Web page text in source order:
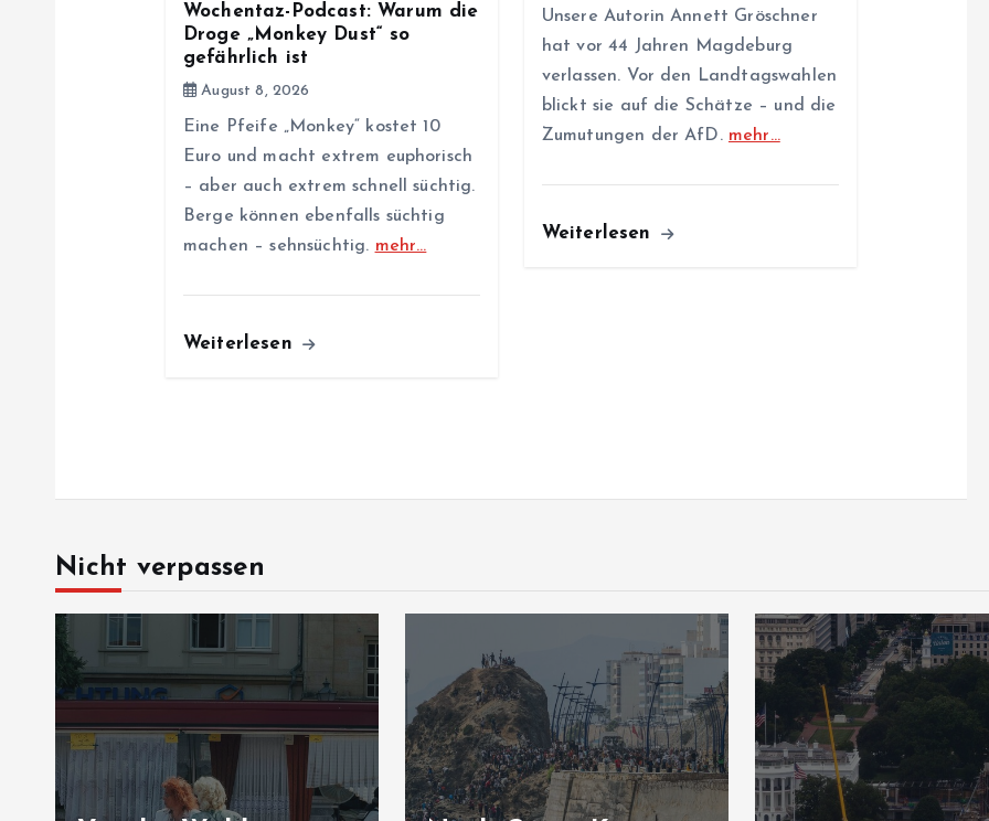
Wochentaz-Podcast: Warum die
Droge „Monkey Dust“ so
gefährlich ist
August 8, 2026
Eine Pfeife „Monkey“ kostet 10
Euro und macht extrem euphorisch
– aber auch extrem schnell süchtig.
Berge können ebenfalls süchtig
machen – sehnsüchtig. mehr…
Weiterlesen
Unsere Autorin Annett Gröschner
hat vor 44 Jahren Magdeburg
verlassen. Vor den Landtagswahlen
blickt sie auf die Schätze – und die
Zumutungen der AfD. mehr…
Weiterlesen
Nicht verpassen
+++